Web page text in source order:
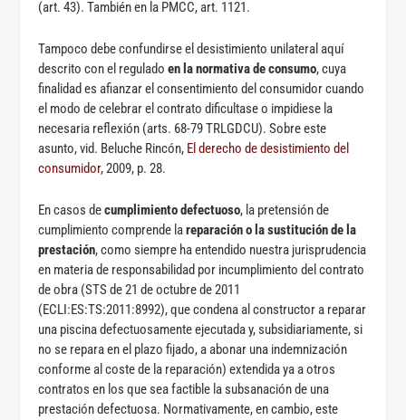
(art. 43). También en la PMCC, art. 1121.
Tampoco debe confundirse el desistimiento unilateral aquí
descrito con el reguladoen la normativa de consumo, cuya
finalidad es afianzar el consentimiento del consumidor cuando
el modo de celebrar el contrato dificultase o impidiese la
necesaria reflexión (arts. 68-79 TRLGDCU). Sobre este
asunto, vid. Beluche Rincón, El derecho de desistimiento del
consumidor, 2009, p. 28.
En casos decumplimiento defectuoso, la pretensión de
cumplimiento comprende lareparación o la sustitución de la
prestación, como siempre ha entendido nuestra jurisprudencia
en materia de responsabilidad por incumplimiento del contrato
de obra (STS de 21 de octubre de 2011
(ECLI:ES:TS:2011:8992), que condena al constructor a reparar
una piscina defectuosamente ejecutada y, subsidiariamente, si
no se repara en el plazo fijado, a abonar una indemnización
conforme al coste de la reparación) extendida ya a otros
contratos en los que sea factible la subsanación de una
prestación defectuosa. Normativamente, en cambio, este